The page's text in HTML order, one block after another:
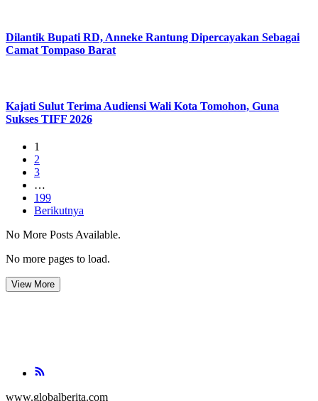
Dilantik Bupati RD, Anneke Rantung Dipercayakan Sebagai
Camat Tompaso Barat
Kajati Sulut Terima Audiensi Wali Kota Tomohon, Guna
Sukses TIFF 2026
1
2
3
…
199
Berikutnya
No More Posts Available.
No more pages to load.
View More
www.globalberita.com